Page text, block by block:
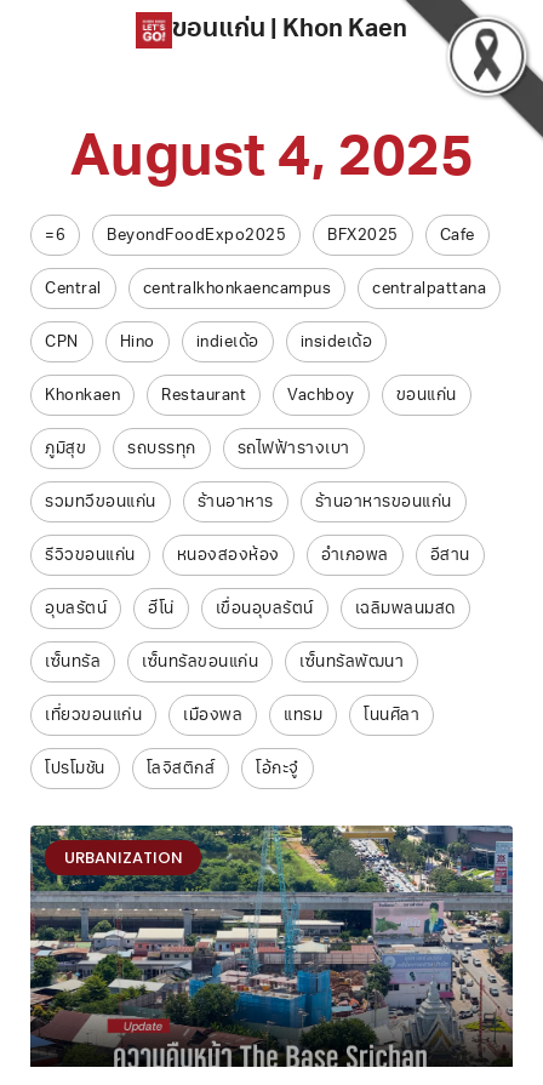
ขอนแก่น | Khon Kaen
Khon Kaen
Let’s Go
August 4, 2025
=6 BeyondFoodExpo2025 BFX2025 Cafe
Central centralkhonkaencampus centralpattana
CPN Hino indieเด้อ insideเด้อ
Khonkaen Restaurant Vachboy ขอนแก่น
ภูมิสุข รถบรรทุก รถไฟฟ้ารางเบา
รวมทวีขอนแก่น ร้านอาหาร ร้านอาหารขอนแก่น
รีวิวขอนแก่น หนองสองห้อง อำเภอพล อีสาน
อุบลรัตน์ ฮีโน่ เขื่อนอุบลรัตน์ เฉลิมพลนมสด
เซ็นทรัล เซ็นทรัลขอนแก่น เซ็นทรัลพัฒนา
เที่ยวขอนแก่น เมืองพล แทรม โนนศิลา
โปรโมชัน โลจิสติกส์ โอ้กะจู๋
URBANIZATION